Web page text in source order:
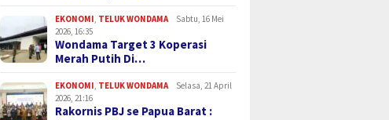
EKONOMI TELUK WONDAMA
Sabtu, 16 Mei
2026, 16:35
Wondama Target 3 Koperasi
Merah Putih Di…
EKONOMI TELUK WONDAMA
Selasa, 21 April
2026, 21:16
Rakornis PBJ se Papua Barat :